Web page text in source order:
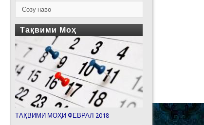
Созу наво
Тақвими Моҳ
ТАҚВИМИ МОҲИ ФЕВРАЛ 2018